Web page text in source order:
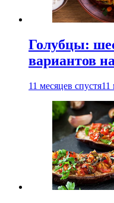
Голубцы:
вариантов
11 месяцев спустя11